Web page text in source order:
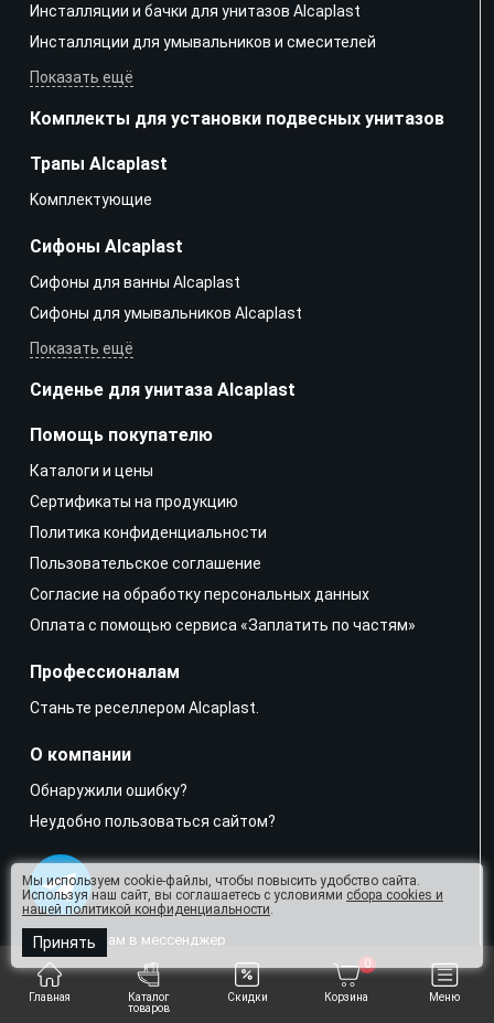
Главная
Каталог
товаров
Скидки Корзина
0
Меню
Инсталляции и бачки для унитазов Alcaplast
Инсталляции для умывальников и смесителей
Показать ещё
Комплекты для установки подвесных унитазов
Трапы Alcaplast
Kомплектующие
Сифоны Alcaplast
Сифоны для ванны Alcaplast
Сифоны для умывальников Alcaplast
Показать ещё
Сиденье для унитаза Alcaplast
Напишите нам в мессенджер
sales@alcaplast.shop
Помощь покупателю
Каталоги и цены
Сертификаты на продукцию
Политика конфиденциальности
Пользовательское соглашение
Согласие на обработку персональных данных
Оплата с помощью сервиса «Заплатить по частям»
Профессионалам
Станьте реселлером Alcaplast.
О компании
Обнаружили ошибку?
Неудобно пользоваться сайтом?
Мы используем cookie-файлы, чтобы повысить удобство сайта.
Используя наш сайт, вы соглашаетесь с условиями сбора cookies и
нашей политикой конфиденциальности.
Принять